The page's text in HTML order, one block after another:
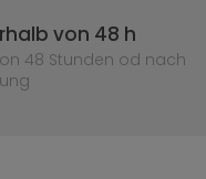
von 48 h
48 Stunden od nach